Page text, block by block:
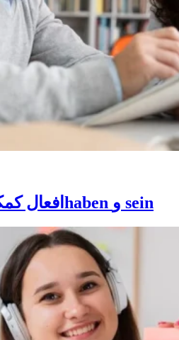
افعال کمکی در گرامر آلمانیhaben و sein